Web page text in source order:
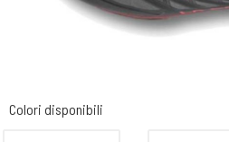
Colori disponibili